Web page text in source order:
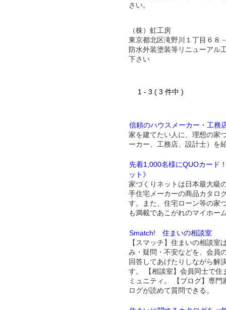
さい。
（株）虹工房
東京都北区滝野川１丁目６８
防水外装塗装等リニューア
下さい
1 - 3 ( 3 件中 )
信頼のハウスメーカー・工務
家を建てたい人に、理想の家
ーカー、工務店、設計士）を
先着1,000名様にQUOカード
ット》
家づくりネットは日本最大級
手住宅メーカーの商品カタロ
す。また、住宅ローン等の家
も満載であこがれのマイホー
Smatch! 住まいの相談室
【スマッチ】住まいの相談室
み・疑問・不安などを、会員
回答してあげたりしながら解
す。 【相談室】会員同士で住
ミュニティ。 【ブログ】専
ログが読めて質問できる。